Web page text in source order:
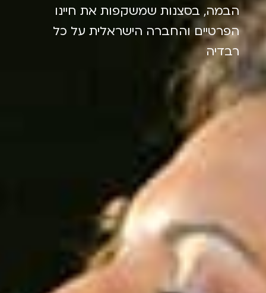
הבמה, בסצנות שמשקפות את חיינו
הפרטיים והחברה הישראלית על כל
רבדיה